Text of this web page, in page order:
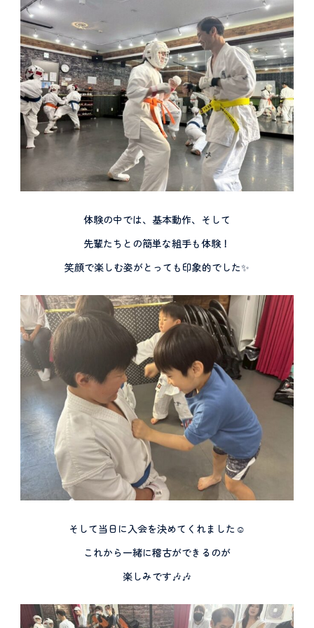
体験の中では、基本動作、そして
先輩たちとの簡単な組手も体験！
笑顔で楽しむ姿がとっても印象的でした✨️
そして当日に入会を決めてくれました☺️
これから一緒に稽古ができるのが
楽しみです🎶🎶